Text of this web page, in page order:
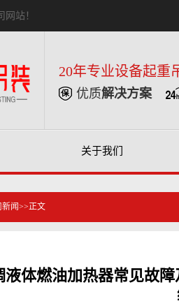
站！
20年专业设备起重
优质解决方案
关于我们
闻>>正文
液体燃油加热器常见故